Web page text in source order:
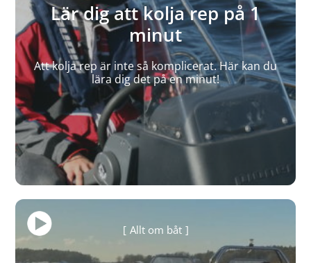
Lär dig att kolja rep på 1
minut
Att kolja rep är inte så komplicerat. Här kan du
lära dig det på en minut!
Allt om båt